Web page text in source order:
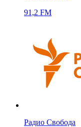
91,2 FM
Радио Свобода